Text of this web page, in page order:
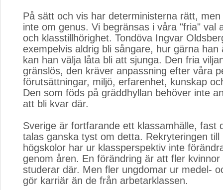
På sätt och vis har deterministerna rätt,
inte om genus. Vi begränsas i våra "fria" val
och klasstillhörighet. Tondöva Ingvar
exempelvis aldrig bli sångare, hur gärna han
kan han välja låta bli att sjunga. Den fria
gränslös, den kräver anpassning efter våra
förutsättningar, miljö, erfarenhet, kunskap
Den som föds på gräddhyllan behöver inte
att bli kvar där.
Sverige är fortfarande ett klassamhälle, fast
talas ganska tyst om detta. Rekryteringen till
högskolor har ur klassperspektiv inte
genom åren. En förändring är att fler kvinnor
studerar där. Men fler ungdomar ur medel-
gör karriär än de från arbetarklassen.